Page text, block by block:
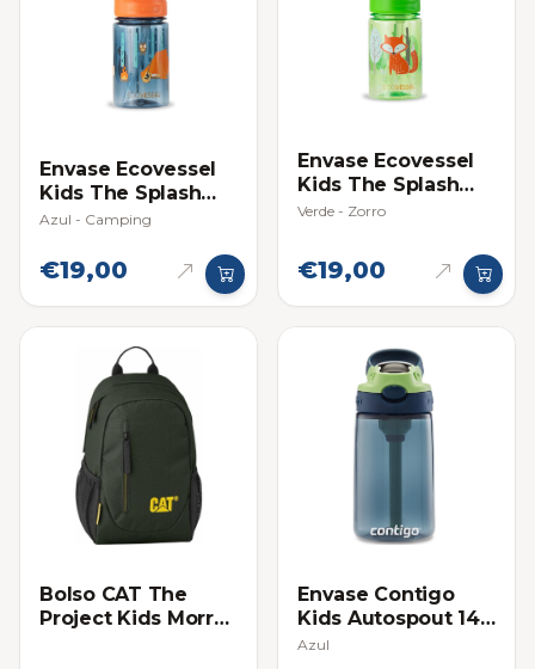
Envase Ecovessel
Kids The Splash
12oz (354ml)
Azul - Camping
€19,00
Envase Ecovessel
Kids The Splash
12oz (354ml)
Verde - Zorro
€19,00
Bolso CAT The
Project Kids Morral
Envase Contigo
Kids Autospout 14
Oz
Azul